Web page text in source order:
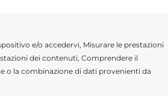
e/o accedervi, Misurare le prestazioni
dei contenuti, Comprendere il
o la combinazione di dati provenienti da